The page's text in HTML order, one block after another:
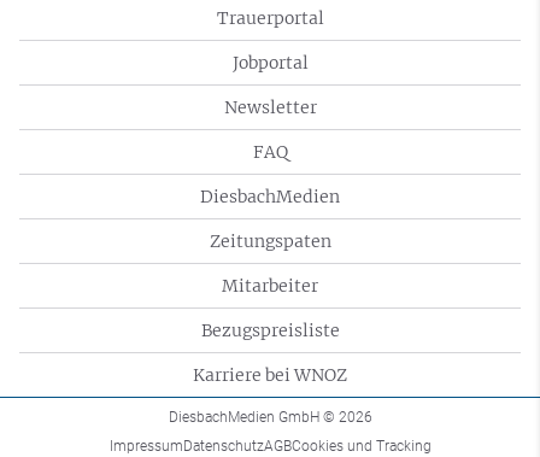
Trauerportal
Jobportal
Newsletter
FAQ
DiesbachMedien
Zeitungspaten
Mitarbeiter
Bezugspreisliste
Karriere bei WNOZ
DiesbachMedien GmbH © 2026
ImpressumDatenschutzAGBCookies und Tracking